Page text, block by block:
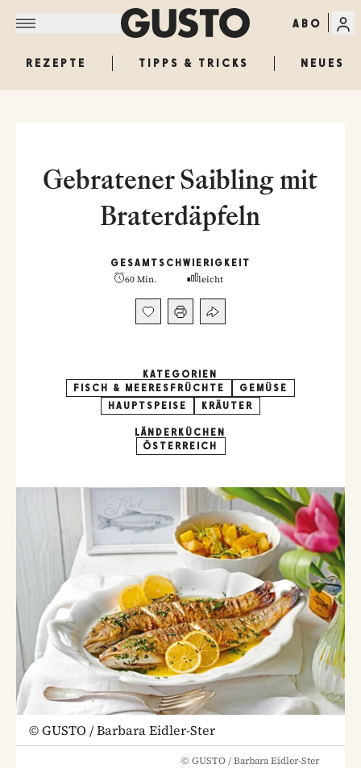
ABO
REZEPTE TIPPS & TRICKS NEUES
Gebratener Saibling mit
Braterdäpfeln
GESAMT
60 Min.
SCHWIERIGKEIT
leicht
KATEGORIEN
FISCH & MEERESFRÜCHTE
GEMÜSE
HAUPTSPEISE
KRÄUTER
LÄNDERKÜCHEN
ÖSTERREICH
©GUSTO / Barbara Eidler-Ster
© GUSTO / Barbara Eidler-Ster